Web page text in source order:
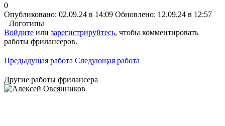
0
Опубликовано: 02.09.24 в 14:09 Обновлено: 12.09.24 в 12:57
Логотипы
Войдите или зарегистрируйтесь, чтобы комментировать
работы фрилансеров.
Предыдущая работа Следующая работа
Другие работы фрилансера